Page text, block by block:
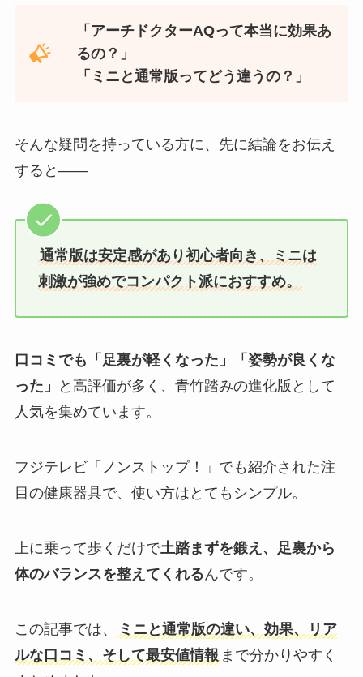
「アーチドクターAQって本当に効果あ
るの？」
「ミニと通常版ってどう違うの？」
そんな疑問を持っている方に、先に結論をお伝え
すると——
通常版は安定感があり初心者向き、ミニは
刺激が強めでコンパクト派におすすめ。
口コミでも「足裏が軽くなった」「姿勢が良くな
った」
と高評価が多く、青竹踏みの進化版として
人気を集めています。
フジテレビ「ノンストップ！」でも紹介された注
目の健康器具で、使い方はとてもシンプル。
上に乗って歩くだけで土踏まずを鍛え、足裏から
体のバランスを整えてくれるんです。
この記事では、
ミニと通常版の違い、効果、リア
ルな口コミ、そして最安値情報 まで分かりやすく